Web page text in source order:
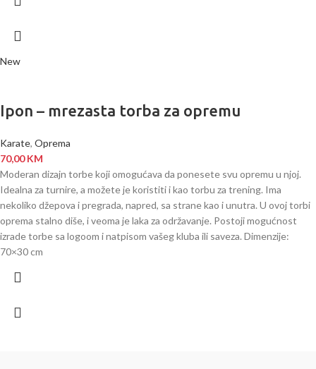
New
Ipon – mrezasta torba za opremu
Karate, Oprema
70,00KM
Moderan dizajn torbe koji omogućava da ponesete svu opremu u njoj.
Idealna za turnire, a možete je koristiti i kao torbu za trening. Ima
nekoliko džepova i pregrada, napred, sa strane kao i unutra. U ovoj torbi
oprema stalno diše, i veoma je laka za održavanje. Postoji mogućnost
izrade torbe sa logoom i natpisom vašeg kluba ili saveza. Dimenzije:
70×30 cm